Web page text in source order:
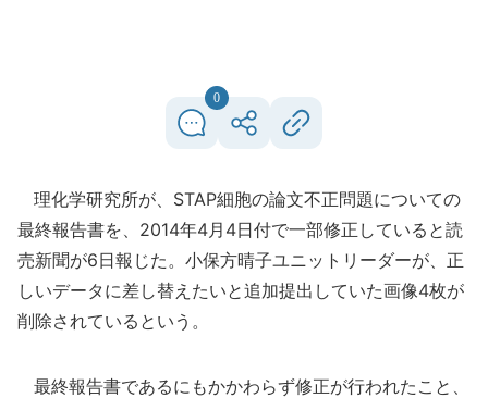
0
理化学研究所が、STAP細胞の論文不正問題についての
最終報告書を、2014年4月4日付で一部修正していると読
売新聞が6日報じた。小保方晴子ユニットリーダーが、正
しいデータに差し替えたいと追加提出していた画像4枚が
削除されているという。
最終報告書であるにもかかわらず修正が行われたこと、